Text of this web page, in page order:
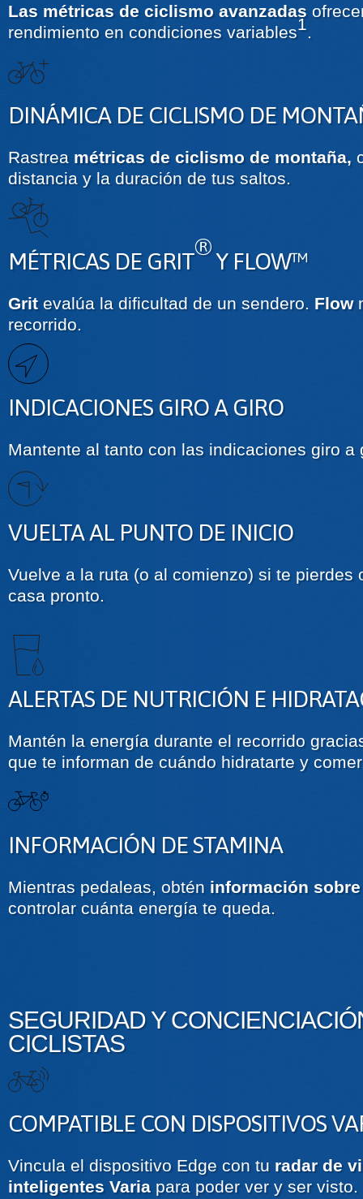
Las métricas de ciclismo avanzadas
rendimiento en condiciones variables1.
DINÁMICA DE CICLISMO DE
Rastrea métricas de ciclismo de montaña,
distancia y la duración de tus saltos.
MÉTRICAS DE GRIT
®
Y FLOW™
Grit evalúa la dificultad de un sendero. Flow
recorrido.
INDICACIONES GIRO A GIRO
Mantente al tanto con las indicaciones giro a
VUELTA AL PUNTO DE INICIO
Vuelve a la ruta (o al comienzo) si te pierdes
casa pronto.
ALERTAS DE NUTRICIÓN E
Mantén la energía durante el recorrido
que te informan de cuándo hidratarte y
INFORMACIÓN DE STAMINA
Mientras pedaleas, obtén información
controlar cuánta energía te queda.
SEGURIDAD Y
CICLISTAS
COMPATIBLE CON DISPOSITIVOS
Vincula el dispositivo Edge con tu radar de
inteligentes Varia para poder ver y ser visto.